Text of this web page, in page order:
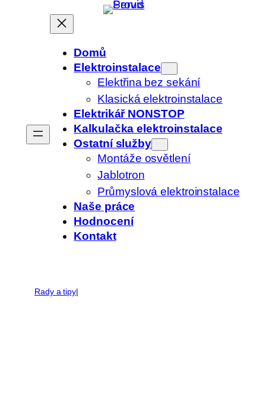
Přeskočit
Domů
Elektroinstalace
Elektřina bez sekání
Klasická elektroinstalace
Elektrikář NONSTOP
Kalkulačka elektroinstalace
Ostatní služby
Montáže osvětlení
Jablotron
Průmyslová elektroinstalace
Naše práce
Hodnocení
Kontakt
Rady a tipy|